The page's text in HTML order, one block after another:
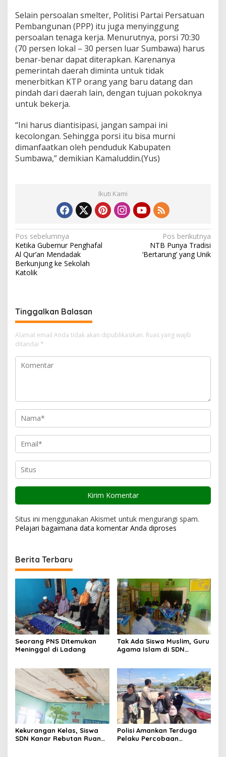
Selain persoalan smelter, Politisi Partai Persatuan
Pembangunan (PPP) itu juga menyinggung
persoalan tenaga kerja. Menurutnya, porsi 70:30
(70 persen lokal – 30 persen luar Sumbawa) harus
benar-benar dapat diterapkan. Karenanya
pemerintah daerah diminta untuk tidak
menerbitkan KTP orang yang baru datang dan
pindah dari daerah lain, dengan tujuan pokoknya
untuk bekerja.
“Ini harus diantisipasi, jangan sampai ini
kecolongan. Sehingga porsi itu bisa murni
dimanfaatkan oleh penduduk Kabupaten
Sumbawa,” demikian Kamaluddin.(Yus)
Ikuti Kami
N
a
v
i
a
s
i
p
o
Pos sebelumnya
Ketika Gubernur Penghafal
Al Qur’an Mendadak
Berkunjung ke Sekolah
Katolik
Pos berikutnya
NTB Punya Tradisi
‘Bertarung’ yang Unik
Tinggalkan Balasan
Alamat email Anda tidak akan dipublikasikan. Ruas yang wajib
ditandai *
Situs ini menggunakan Akismet untuk mengurangi spam.
Pelajari bagaimana data komentar Anda diproses
Berita Terbaru
Seorang PNS Ditemukan
Meninggal di Ladang
Tak Ada Siswa Muslim, Guru
Agama Islam di SDN
Kekurangan Kelas, Siswa
SDN Kanar Rebutan Ruang
Polisi Amankan Terduga
Pelaku Percobaan